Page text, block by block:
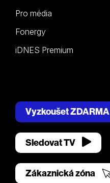
Pro média
Fonergy
iDNES Premium
Vyzkoušet ZDARMA
Sledovat TV
Zákaznická zóna